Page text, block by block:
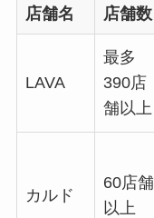
店舗名 店舗数
LAVA
最多
390店
舗以上
カルド
60店舗
以上